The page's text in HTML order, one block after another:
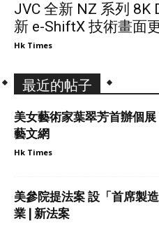
JVC 全新 NZ 系列 8K
新 e-ShiftX 技術畫面
Hk Times
最近的帖子
美女藝術家葉翠芳首辦個
藝文網
Hk Times
美參院提法案 設「首席製
業 | 新法案